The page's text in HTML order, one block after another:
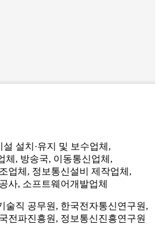
설치·유지 및 보수업체,
체, 방송국, 이동통신업체,
업체, 정보통신설비 제작업체,
사, 소프트웨어개발업체
술직 공무원, 한국전자통신연구원,
전파진흥원, 정보통신진흥연구원